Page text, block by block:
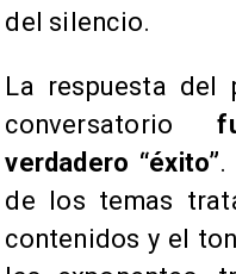
del silencio.
La respuesta del
conversatorio
verdadero “éxito”.
de los temas
contenidos y el